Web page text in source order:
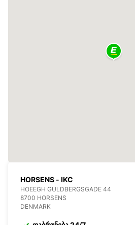
HORSENS - IKC
HOEEGH GULDBERGSGADE 44
8700 HORSENS
DENMARK